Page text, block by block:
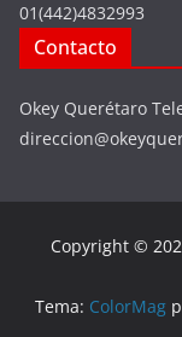
01(442)4832993
Contacto
Okey Querétaro
Copyright ©
Tema: ColorMag